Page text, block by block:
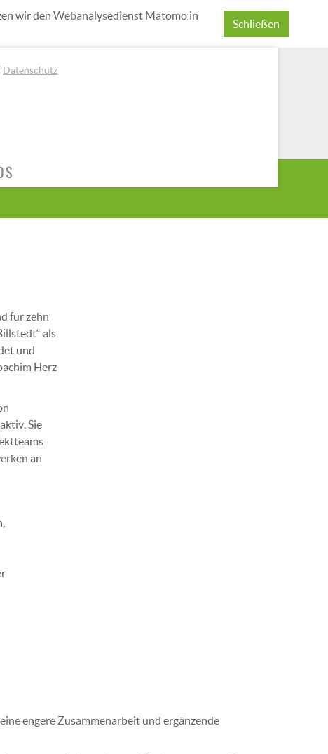
wir den Webanalysedienst Matomo in
Schließen
Datenschutz
für zehn
als
und
Herz
Sie
an
engere Zusammenarbeit und ergänzende